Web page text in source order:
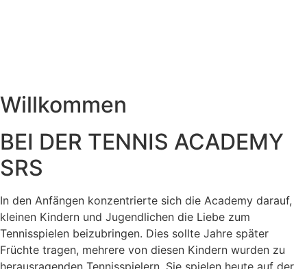
Willkommen
BEI DER TENNIS ACADEMY
SRS
In den Anfängen konzentrierte sich die Academy darauf,
kleinen Kindern und Jugendlichen die Liebe zum
Tennisspielen beizubringen. Dies sollte Jahre später
Früchte tragen, mehrere von diesen Kindern wurden zu
herausragenden Tennisspielern. Sie spielen heute auf der